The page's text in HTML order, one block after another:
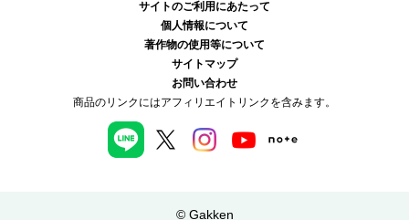
サイトのご利用にあたって
個人情報について
著作物の使用等について
サイトマップ
お問い合わせ
商品のリンクにはアフィリエイトリンクを含みます。
© Gakken